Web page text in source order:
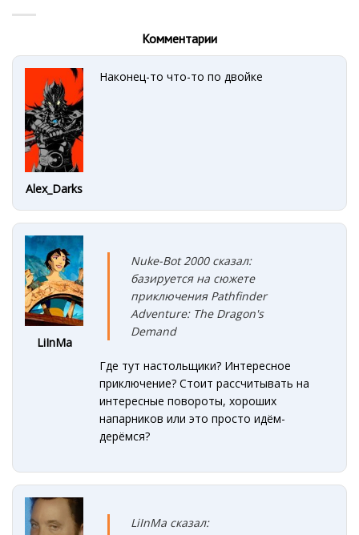
Комментарии
Alex_Darks
Наконец-то что-то по двойке
LiInMa
Nuke-Bot 2000 сказал:
базируется на сюжете
приключения Pathfinder
Adventure: The Dragon's
Demand
Где тут настольщики? Интересное
приключение? Стоит рассчитывать на
интересные повороты, хороших
напарников или это просто идём-
дерёмся?
LiInMa сказал: